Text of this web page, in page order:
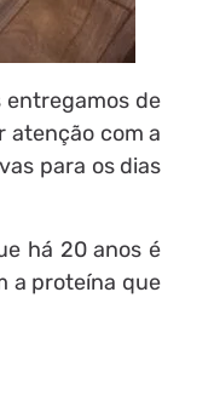
entregamos de
atenção com a
para os dias
há 20 anos é
a proteína que